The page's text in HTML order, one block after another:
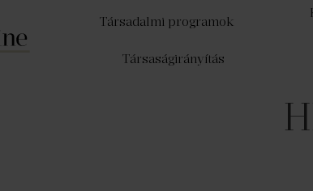
Társadalmi programok
Társaságirányítás